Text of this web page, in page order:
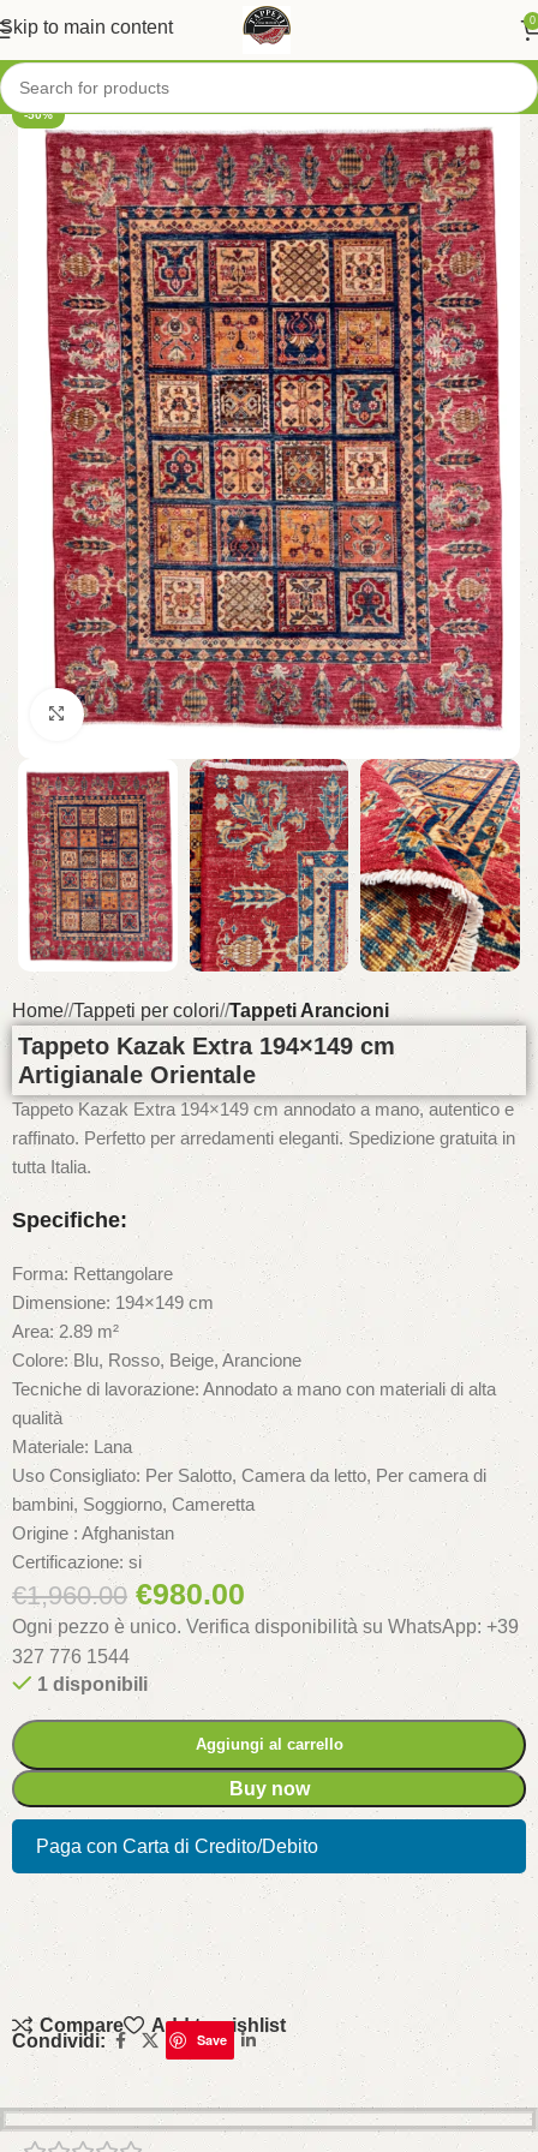
Skip to main content 0
-50%
Click to enlarge
Home/ Tappeti per colori/ Tappeti Arancioni
Tappeto Kazak Extra 194×149 cm
Artigianale Orientale
Tappeto Kazak Extra 194×149 cm annodato a mano, autentico e
raffinato. Perfetto per arredamenti eleganti. Spedizione gratuita in
tutta Italia.
Specifiche:
Forma: Rettangolare
Dimensione: 194×149 cm
Area: 2.89 m²
Colore: Blu, Rosso, Beige, Arancione
Tecniche di lavorazione: Annodato a mano con materiali di alta
qualità
Materiale: Lana
Uso Consigliato: Per Salotto, Camera da letto, Per camera di
bambini, Soggiorno, Cameretta
Origine : Afghanistan
Certificazione: si
€1,960.00 €980.00
Ogni pezzo è unico. Verifica disponibilità su WhatsApp: +39
327 776 1544
1 disponibili
Aggiungi al carrello
Buy now
Paga con Carta di Credito/Debito
Compare Add to wishlist
Condividi: Save